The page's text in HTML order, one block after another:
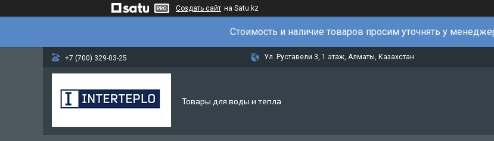
Создать сайт на Satu.kz
Стоимость и наличие товаров просим уточнять у
+7 (700) 329-03-25 Ул. Руставели 3, 1 этаж, Алматы, Казахстан
Товары для воды и тепла